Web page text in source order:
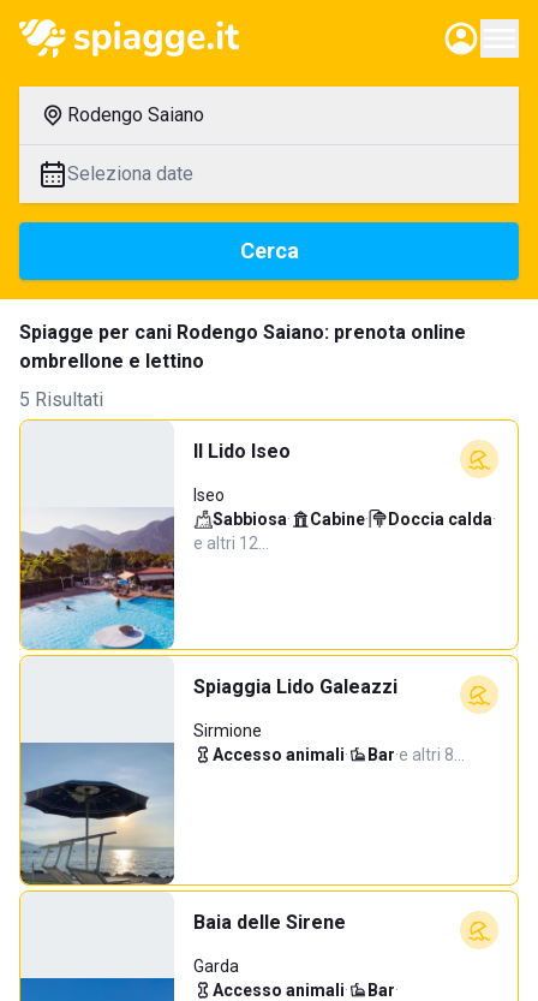
Rodengo Saiano
Seleziona date
Cerca
Spiagge per cani Rodengo Saiano: prenota online
ombrellone e lettino
5 Risultati
Il Lido Iseo
Iseo
Sabbiosa· Cabine· Doccia calda·
e altri 12…
Spiaggia Lido Galeazzi
Sirmione
Accesso animali· Bar·e altri 8…
Baia delle Sirene
Garda
Accesso animali· Bar·